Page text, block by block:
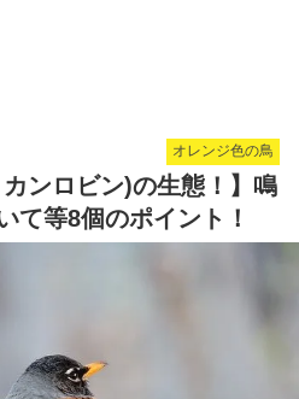
オレンジ色の鳥
カンロビン)の生態！】鳴
て等8個のポイント！